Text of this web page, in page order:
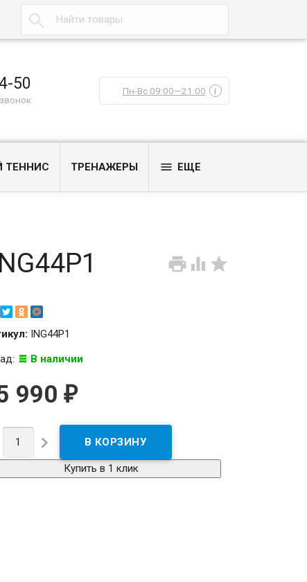

50 Пн-Вс 09:00—21:00 i
ТЕННИС ТРЕНАЖЕРЫ  ЕЩЕ
  
ING44P1
В наличии
990 ₽

Купить в 1 клик